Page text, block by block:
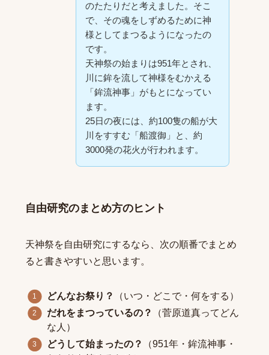
のたたりだと考えました。そこ
で、その魂をしずめるために神
様としてまつるようになったの
です。
天神祭の始まりは951年とされ、
川に鉾を流して神様をむかえる
「鉾流神事」がもとになってい
ます。
25日の夜には、約100隻の船が大
川をすすむ「船渡御」と、約
3000発の花火が行われます。
自由研究のまとめ方のヒント
天神祭を自由研究にするなら、次の順番でまとめ
ると書きやすいと思います。
どんなお祭り？
（いつ・どこで・何をする）
だれをまつっているの？
（菅原道真ってどん
な人）
どうして始まったの？
（951年・鉾流神事・